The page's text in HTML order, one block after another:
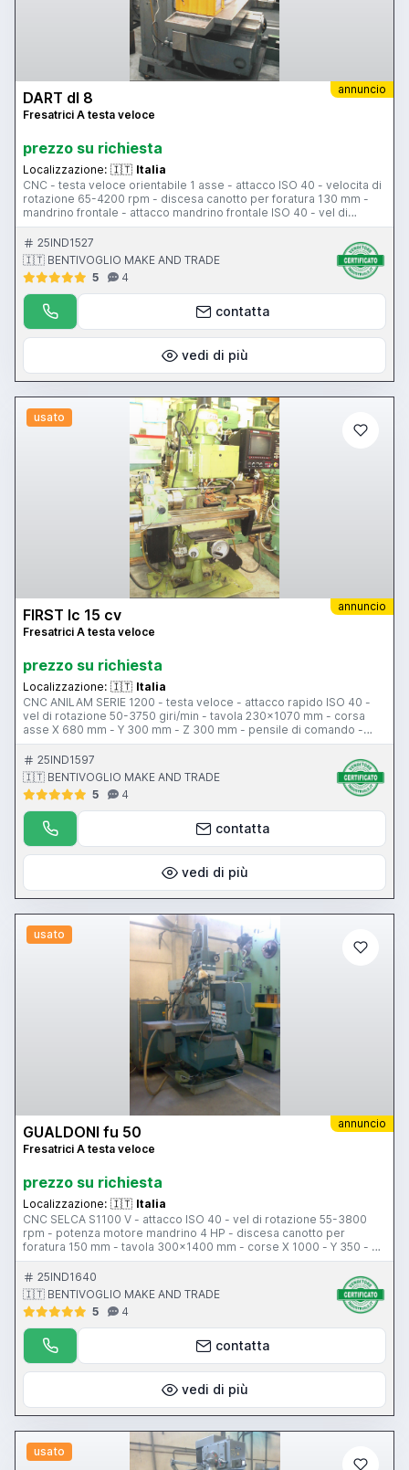
annuncio
DART dl 8
Fresatrici A testa veloce
prezzo su richiesta
Localizzazione: 🇮🇹 Italia
CNC - testa veloce orientabile 1 asse - attacco ISO 40 - velocita di
rotazione 65-4200 rpm - discesa canotto per foratura 130 mm -
mandrino frontale - attacco mandrino frontale ISO 40 - vel di
rotazione m.f. 32-1450 rpm - tavola 1300x350 mm - corsa asse X
1200 mm - Y 380 mm - Z 450 mm - protezione antinfortunistica
25IND1527
🇮🇹 BENTIVOGLIO MAKE AND TRADE
5
4
contatta
vedi di più
usato
annuncio
FIRST lc 15 cv
Fresatrici A testa veloce
prezzo su richiesta
Localizzazione: 🇮🇹 Italia
CNC ANILAM SERIE 1200 - testa veloce - attacco rapido ISO 40 -
vel di rotazione 50-3750 giri/min - tavola 230x1070 mm - corsa
asse X 680 mm - Y 300 mm - Z 300 mm - pensile di comando -
divisore a.p. 130 controllato da CNC
25IND1597
🇮🇹 BENTIVOGLIO MAKE AND TRADE
5
4
contatta
vedi di più
usato
annuncio
GUALDONI fu 50
Fresatrici A testa veloce
prezzo su richiesta
Localizzazione: 🇮🇹 Italia
CNC SELCA S1100 V - attacco ISO 40 - vel di rotazione 55-3800
rpm - potenza motore mandrino 4 HP - discesa canotto per
foratura 150 mm - tavola 300x1400 mm - corse X 1000 - Y 350 - Z
500 mm - pensile di comando
25IND1640
🇮🇹 BENTIVOGLIO MAKE AND TRADE
5
4
contatta
vedi di più
usato